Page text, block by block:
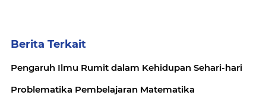
Berita Terkait
Pengaruh Ilmu Rumit dalam Kehidupan Sehari-hari
Problematika Pembelajaran Matematika